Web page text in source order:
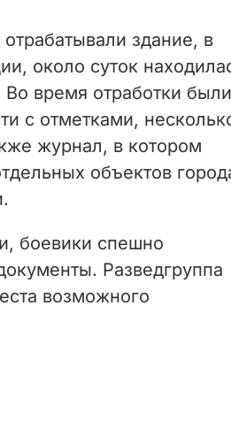
здание, в
около суток
Во время отработки были
с отметками,
журнал, в котором
объектов
боевики спешно
Разведгруппа
возможного